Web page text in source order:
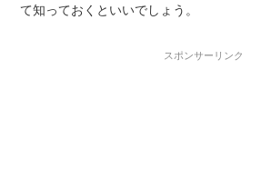
て知っておくといいでしょう。
スポンサーリンク